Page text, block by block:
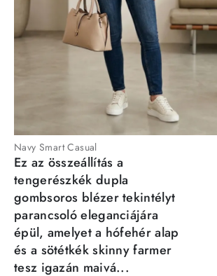
Navy Smart Casual
Ez az összeállítás a
tengerészkék dupla
gombsoros blézer tekintélyt
parancsoló eleganciájára
épül, amelyet a hófehér alap
és a sötétkék skinny farmer
tesz igazán maivá...